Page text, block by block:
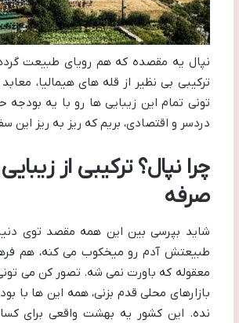
نپال یه مقصده که هم رویای طبیعت
ترکیبی بی نظیر از قله های هیمالیا،
تونی تمام این زیبایی ها رو با یه
دردسر و اقتصادی، بریم که ریز به ریز این
چرا نپال؟ ترکیبی از
صرفه
شاید بپرسی بین این همه مقصد توی
طبیعتش آدم رو میخکوب می کنه، هم
معقوله که باورت نمی شه. تصور کن می
بازارهای محلی قدم بزنی، همه این ها
نده. این کشور یه بهشت واقعی برای